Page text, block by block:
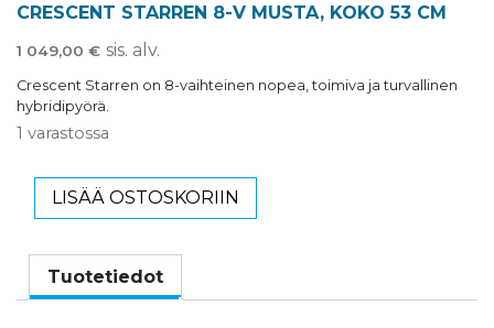
CRESCENT STARREN 8-V MUSTA, KOKO 53 CM
1 049,00 € sis. alv.
Crescent Starren on 8-vaihteinen nopea, toimiva ja turvallinen
hybridipyörä.
1 varastossa
LISÄÄ OSTOSKORIIN
Tuotetiedot